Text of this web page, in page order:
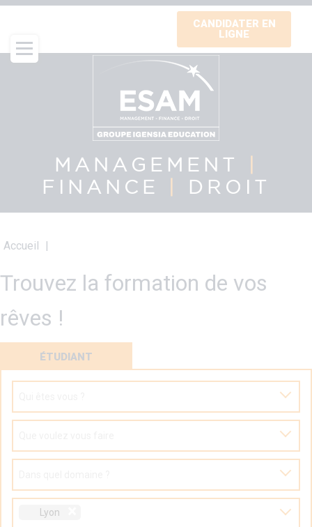
Aller
contenu
principal
CANDIDATER EN
LIGNE
MANAGEMENT
FINANCE
DROIT
Fil
Accueil
Trouvez la formation de vos
rêves !
ÉTUDIANT
Lyon